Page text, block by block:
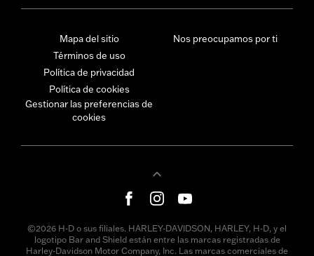
Mapa del sitio
Términos de uso
Política de privacidad
Política de cookies
Gestionar las preferencias de
cookies
Nos preocupamos por ti
©2026 H-D o sus filiales. HARLEY-DAVIDSON, HARLEY, H-D, y el
logotipo Bar and Shield están entre las marcas registradas de
Harley-Davidson Motor Company, Inc. Las marcas comerciales de